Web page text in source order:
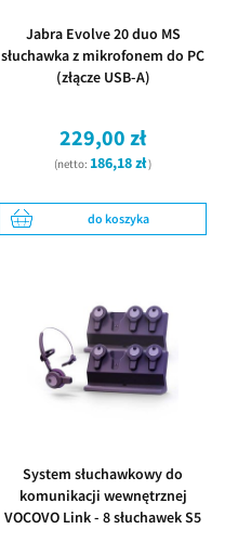
Jabra Evolve 20 duo MS
słuchawka z mikrofonem do PC
(złącze USB-A)
229,00 zł
(netto: 186,18 zł)
do koszyka
System słuchawkowy do
komunikacji wewnętrznej
VOCOVO Link - 8 słuchawek S5